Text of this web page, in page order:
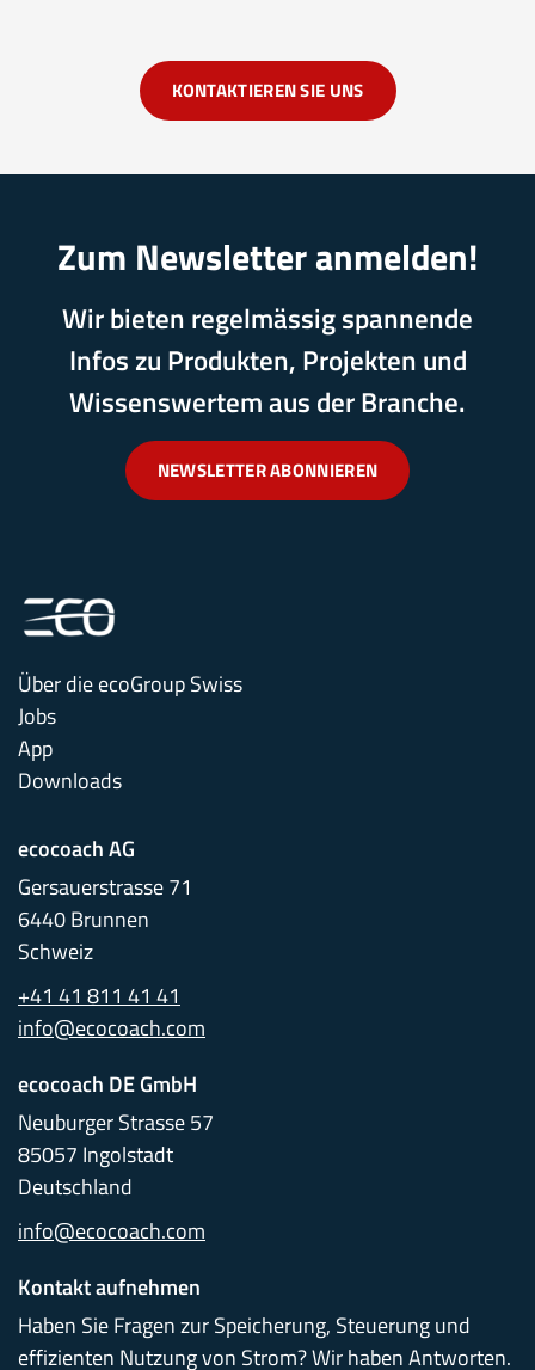
KONTAKTIEREN SIE UNS
Zum Newsletter anmelden!
Wir bieten regelmässig spannende
Infos zu Produkten, Projekten und
Wissenswertem aus der Branche.
NEWSLETTER ABONNIEREN
Über die ecoGroup Swiss
Jobs
App
Downloads
ecocoach AG
Gersauerstrasse 71
6440 Brunnen
Schweiz
+41 41 811 41 41
info@ecocoach.com
ecocoach DE GmbH
Neuburger Strasse 57
85057 Ingolstadt
Deutschland
info@ecocoach.com
Kontakt aufnehmen
Haben Sie Fragen zur Speicherung, Steuerung und
effizienten Nutzung von Strom? Wir haben Antworten.